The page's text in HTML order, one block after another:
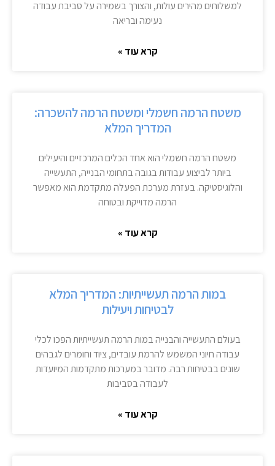
למשלוחים מהירים עולות, והצורך בשמירה על סביבת עבודה
נעימה ובריאה
קרא עוד »
משטח הרמה חשמלי ומשטח הרמה להשכרה:
המדריך המלא
משטח הרמה חשמלי הוא אחד הכלים המרכזיים והיעילים
ביותר לביצוע עבודות בגובה בתחומי הבנייה, התעשייה
והלוגיסטיקה. בעזרת מערכת הפעלה מתקדמת הוא מאפשר
הרמה מדוייקת ובטוחה
קרא עוד »
במות הרמה תעשייתיות: המדריך המלא
לבטיחות ויעילות
בעולם התעשייה והבנייה במות הרמה תעשייתיות הפכו לכלי
עבודה חיוני המשמש להרמת עובדים, ציוד וחומרים לגבהים
שונים בבטיחות רבה. מדובר במערכות מתקדמות המיועדות
לעבודה בסביבות
קרא עוד »